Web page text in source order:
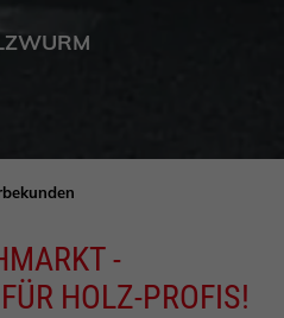
-
HOLZ-PROFIS!